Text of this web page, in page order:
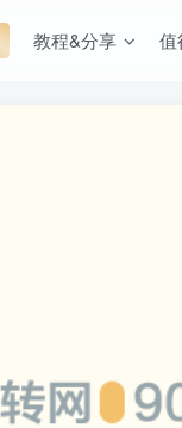
教程&分享 值